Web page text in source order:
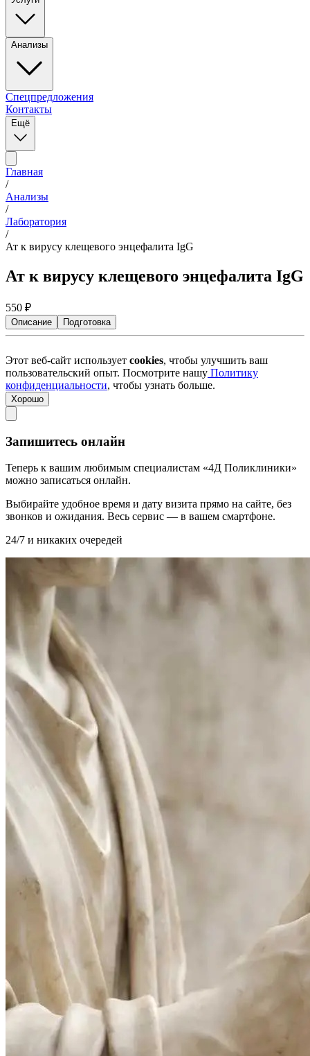
Анализы
Спецпредложения
Контакты
Ещё
Главная
/
Анализы
/
Лаборатория
/
Ат к вирусу клещевого энцефалита IgG
Ат к вирусу клещевого энцефалита IgG
550 ₽
Описание Подготовка
Этот веб-сайт использует cookies, чтобы улучшить ваш
пользовательский опыт. Посмотрите нашу Политику
конфиденциальности, чтобы узнать больше.
Хорошо
Запишитесь онлайн
Теперь к вашим любимым специалистам «4Д Поликлиники»
можно записаться онлайн.
Выбирайте удобное время и дату визита прямо на сайте, без
звонков и ожидания. Весь сервис — в вашем смартфоне.
24/7 и никаких очередей